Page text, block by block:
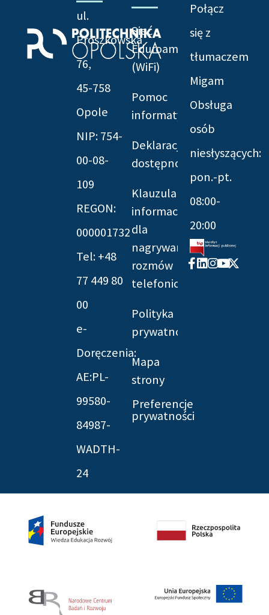
ul.
Prószkowska
76,
45-758
Opole
NIP: 754-
00-08-
109
REGON:
000001732
Tel: +48
77 449 80
00
e-
Doręczenia:
AE:PL-
99580-
84987-
WADTH-
24
Sieć
Eduroam
(WiFi)
Pomoc
informatyczna
Deklaracja
dostępności
Klauzula
informacyjna
dla
nagrywania
rozmów
telefonicznych
Polityka
prywatności
Mapa
strony
Preferencje
prywatności
Połącz
się z
tłumaczem
Migam
Obsługa
osób
niesłyszących:
pon.-pt.
08:00-
20:00
Facebook-
f
Linkedin
Instagram
Youtube
X-
twitter